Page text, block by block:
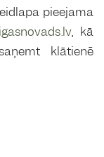
pieejama
, kā
klātienē